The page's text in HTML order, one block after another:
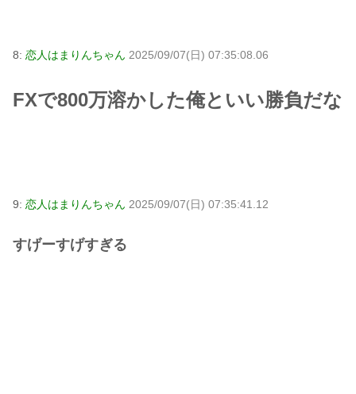
8: 恋人はまりんちゃん 2025/09/07(日) 07:35:08.06
FXで800万溶かした俺といい勝負だな
9: 恋人はまりんちゃん 2025/09/07(日) 07:35:41.12
すげーすげすぎる